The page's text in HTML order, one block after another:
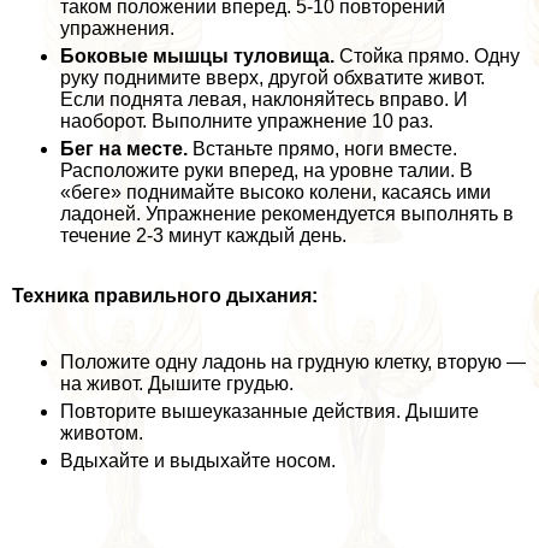
таком положении вперед. 5-10 повторений
упражнения.
Боковые мышцы туловища. Стойка прямо. Одну
руку поднимите вверх, другой обхватите живот.
Если поднята левая, наклоняйтесь вправо. И
наоборот. Выполните упражнение 10 раз.
Бег на месте. Встаньте прямо, ноги вместе.
Расположите руки вперед, на уровне талии. В
«беге» поднимайте высоко колени, касаясь ими
ладоней. Упражнение рекомендуется выполнять в
течение 2-3 минут каждый день.
Техника правильного дыхания:
Положите одну ладонь на грудную клетку, вторую —
на живот. Дышите гpyдью.
Повторите вышеуказанные действия. Дышите
животом.
Вдыхайте и выдыхайте носом.